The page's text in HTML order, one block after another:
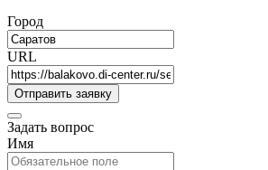
Город
URL
Задать вопрос
Имя